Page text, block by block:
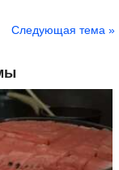
Следующая тема »